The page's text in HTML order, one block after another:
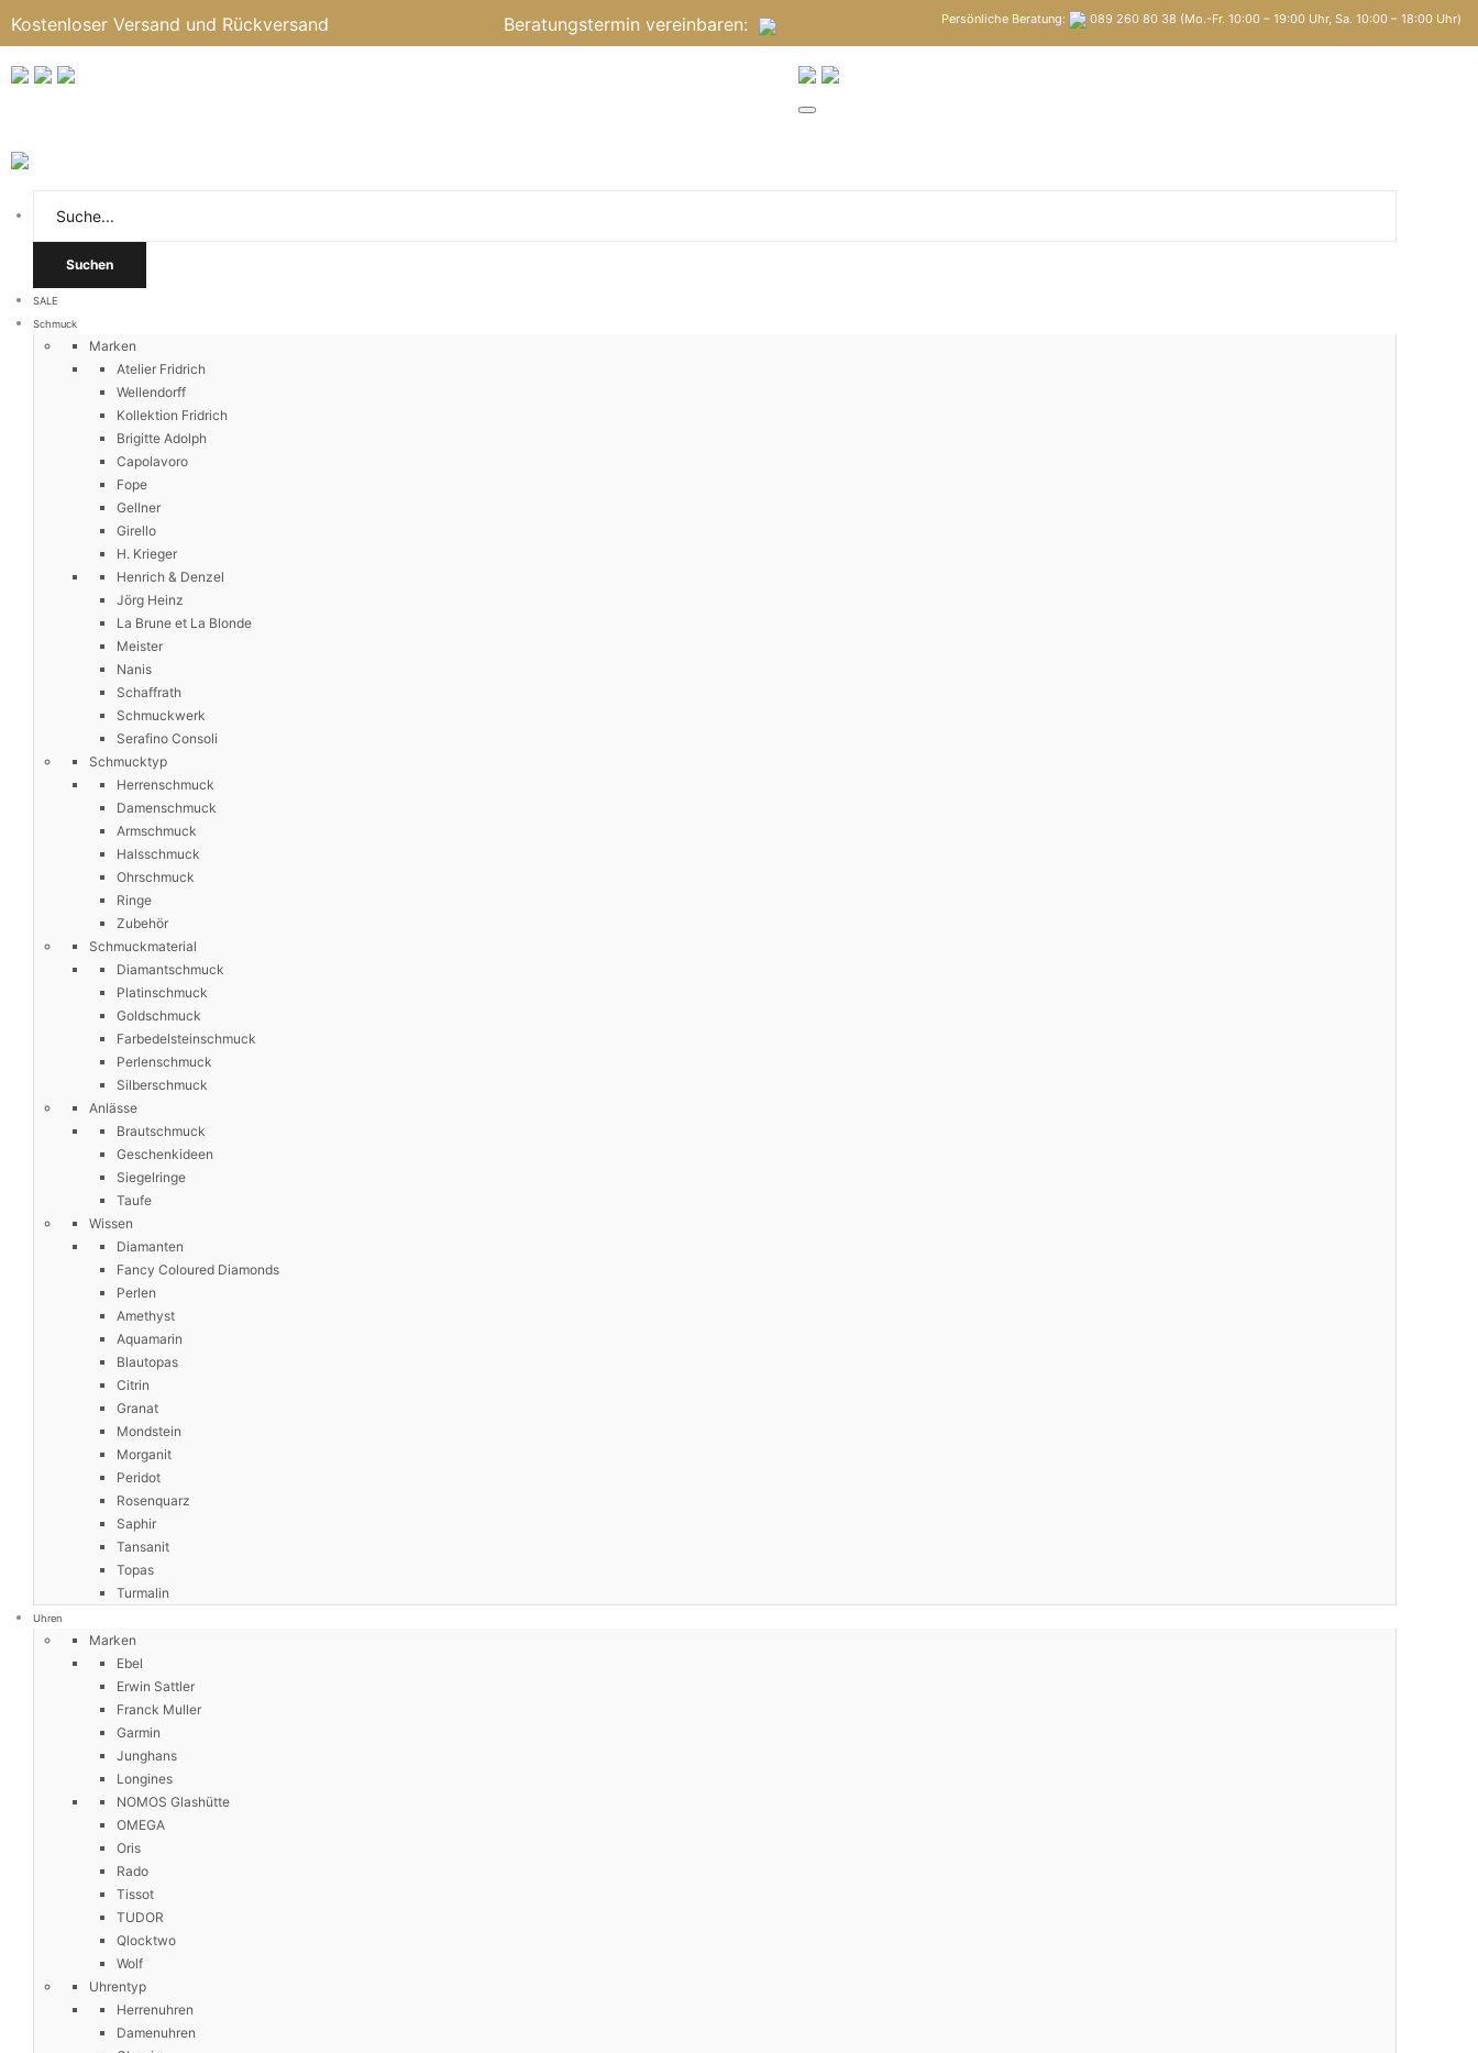
Kostenloser Versand und Rückversand Beratungstermin vereinbaren: Persönliche Beratung: 089 260 80 38 (Mo.-Fr. 10:00 – 19:00 Uhr, Sa. 10:00 – 18:00 Uhr)
Suchen
SALE
Schmuck
Marken
Atelier Fridrich
Wellendorff
Kollektion Fridrich
Brigitte Adolph
Capolavoro
Fope
Gellner
Girello
H. Krieger
Henrich & Denzel
Jörg Heinz
La Brune et La Blonde
Meister
Nanis
Schaffrath
Schmuckwerk
Serafino Consoli
Schmucktyp
Herrenschmuck
Damenschmuck
Armschmuck
Halsschmuck
Ohrschmuck
Ringe
Zubehör
Schmuckmaterial
Diamantschmuck
Platinschmuck
Goldschmuck
Farbedelsteinschmuck
Perlenschmuck
Silberschmuck
Anlässe
Brautschmuck
Geschenkideen
Siegelringe
Taufe
Wissen
Diamanten
Fancy Coloured Diamonds
Perlen
Amethyst
Aquamarin
Blautopas
Citrin
Granat
Mondstein
Morganit
Peridot
Rosenquarz
Saphir
Tansanit
Topas
Turmalin
Uhren
Marken
Ebel
Erwin Sattler
Franck Muller
Garmin
Junghans
Longines
NOMOS Glashütte
OMEGA
Oris
Rado
Tissot
TUDOR
Qlocktwo
Wolf
Uhrentyp
Herrenuhren
Damenuhren